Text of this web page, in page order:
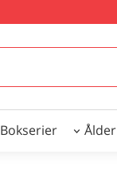
Bokserier Ålder